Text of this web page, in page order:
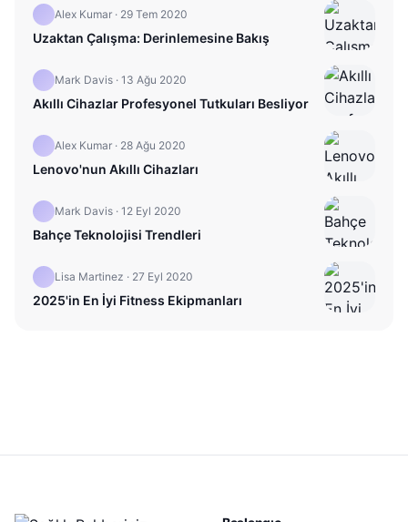
Alex Kumar · 29 Tem 2020
Uzaktan Çalışma: Derinlemesine Bakış
Mark Davis · 13 Ağu 2020
Akıllı Cihazlar Profesyonel Tutkuları Besliyor
Alex Kumar · 28 Ağu 2020
Lenovo'nun Akıllı Cihazları
Mark Davis · 12 Eyl 2020
Bahçe Teknolojisi Trendleri
Lisa Martinez · 27 Eyl 2020
2025'in En İyi Fitness Ekipmanları